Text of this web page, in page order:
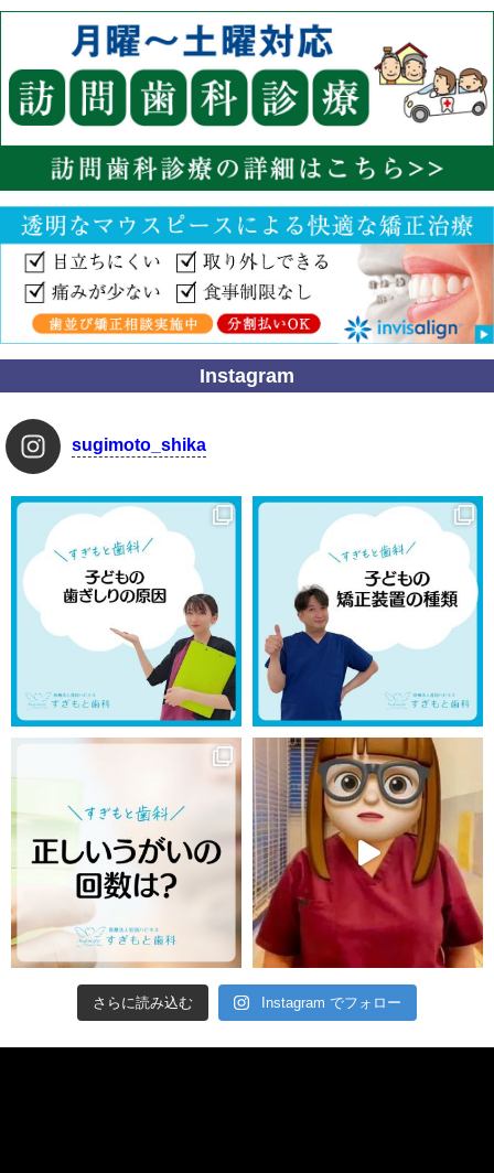
Instagram
sugimoto_shika
さらに読み込む Instagram でフォロー